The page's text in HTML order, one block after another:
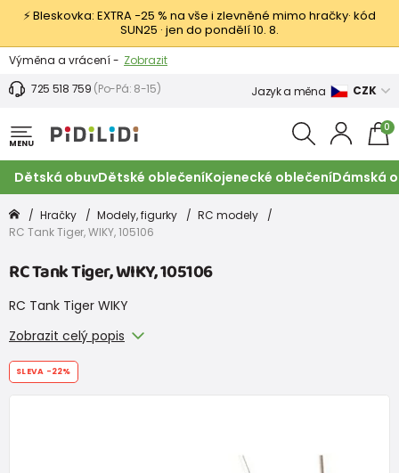
⚡ Bleskovka: EXTRA −25 % na vše i zlevněné mimo hračky· kód
SUN25 · jen do pondělí 10. 8.
Výměna a vrácení - Zobrazit
Sleva 100 Kč na první nákup -
725 518 759 (Po-Pá: 8-15) Jazyk a měna CZK
MENU
0
Dětská obuvDětské oblečeníKojenecké oblečeníDámská
Hračky Modely, figurky
RC modely
RC Tank Tiger, WIKY, 105106
RC Tank Tiger, WIKY, 105106
RC Tank Tiger WIKY
Zobrazit celý popis
SLEVA -22%